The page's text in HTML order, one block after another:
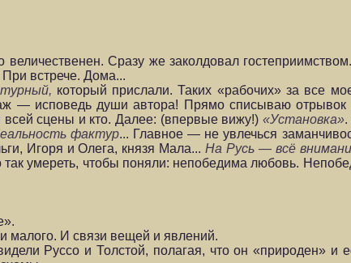
Сразу же заколдовал
встрече. Дома...
который прислали. Таких «рабочих» за все
— исповедь души ав­тора! Прямо списываю
сцены и кто. Далее: (впервые вижу!) «Установка».
фактур... Главное — не увлечься
Игоря и Олега, князя Мала...На Русь — всё
умереть, чтобы поняли: непобедима любовь.
малого. И связи вещей и явлений.
Руссо и Толстой, полагая, что он «природен» и